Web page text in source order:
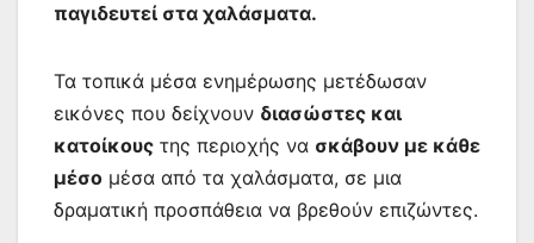
παγιδευτεί στα χαλάσματα.
Τα τοπικά μέσα ενημέρωσης μετέδωσαν
εικόνες που δείχνουν διασώστες και
κατοίκους της περιοχής να σκάβουν με κάθε
μέσο μέσα από τα χαλάσματα, σε μια
δραματική προσπάθεια να βρεθούν επιζώντες.